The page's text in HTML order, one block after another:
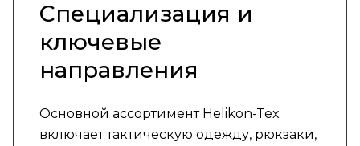
Специализация и
ключевые
направления
Основной ассортимент Helikon-Tex
включает тактическую одежду, рюкзаки,